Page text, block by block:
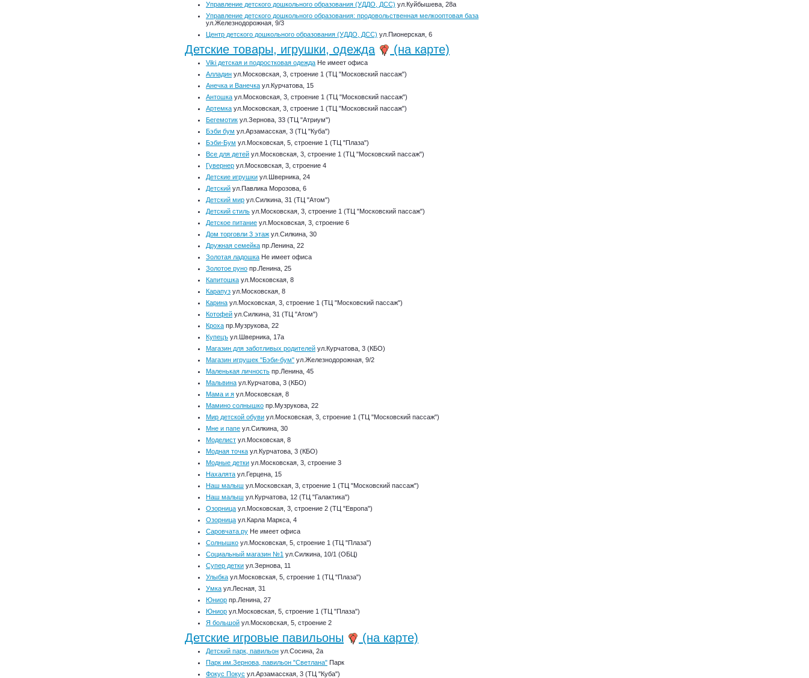
Управление детского дошкольного образования (УДДО, ДСС) ул.Куйбышева, 28а
Управление детского дошкольного образования: продовольственная мелкооптовая база
ул.Железнодорожная, 9/3
Центр детского дошкольного образования (УДДО, ДСС) ул.Пионерская, 6
Детские товары, игрушки, одежда (на карте)
Viki детская и подростковая одежда Не имеет офиса
Алладин ул.Московская, 3, строение 1 (ТЦ "Московский пассаж")
Анечка и Ванечка ул.Курчатова, 15
Антошка ул.Московская, 3, строение 1 (ТЦ "Московский пассаж")
Артемка ул.Московская, 3, строение 1 (ТЦ "Московский пассаж")
Бегемотик ул.Зернова, 33 (ТЦ "Атриум")
Бэби бум ул.Арзамасская, 3 (ТЦ "Куба")
Бэби-Бум ул.Московская, 5, строение 1 (ТЦ "Плаза")
Все для детей ул.Московская, 3, строение 1 (ТЦ "Московский пассаж")
Гувернер ул.Московская, 3, строение 4
Детские игрушки ул.Шверника, 24
Детский ул.Павлика Морозова, 6
Детский мир ул.Силкина, 31 (ТЦ "Атом")
Детский стиль ул.Московская, 3, строение 1 (ТЦ "Московский пассаж")
Детское питание ул.Московская, 3, строение 6
Дом торговли 3 этаж ул.Силкина, 30
Дружная семейка пр.Ленина, 22
Золотая ладошка Не имеет офиса
Золотое руно пр.Ленина, 25
Капитошка ул.Московская, 8
Карапуз ул.Московская, 8
Карина ул.Московская, 3, строение 1 (ТЦ "Московский пассаж")
Котофей ул.Силкина, 31 (ТЦ "Атом")
Кроха пр.Музрукова, 22
Купецъ ул.Шверника, 17а
Магазин для заботливых родителей ул.Курчатова, 3 (КБО)
Магазин игрушек "Бэби-бум" ул.Железнодорожная, 9/2
Маленькая личность пр.Ленина, 45
Мальвина ул.Курчатова, 3 (КБО)
Мама и я ул.Московская, 8
Мамино солнышко пр.Музрукова, 22
Мир детской обуви ул.Московская, 3, строение 1 (ТЦ "Московский пассаж")
Мне и папе ул.Силкина, 30
Моделист ул.Московская, 8
Модная точка ул.Курчатова, 3 (КБО)
Модные детки ул.Московская, 3, строение 3
Нахалята ул.Герцена, 15
Наш малыш ул.Московская, 3, строение 1 (ТЦ "Московский пассаж")
Наш малыш ул.Курчатова, 12 (ТЦ "Галактика")
Озорница ул.Московская, 3, строение 2 (ТЦ "Европа")
Озорница ул.Карла Маркса, 4
Саровчата.ру Не имеет офиса
Солнышко ул.Московская, 5, строение 1 (ТЦ "Плаза")
Социальный магазин №1 ул.Силкина, 10/1 (ОБЦ)
Супер детки ул.Зернова, 11
Улыбка ул.Московская, 5, строение 1 (ТЦ "Плаза")
Умка ул.Лесная, 31
Юниор пр.Ленина, 27
Юниор ул.Московская, 5, строение 1 (ТЦ "Плаза")
Я большой ул.Московская, 5, строение 2
Детские игровые павильоны (на карте)
Детский парк, павильон ул.Сосина, 2а
Парк им.Зернова, павильон "Светлана" Парк
Фокус Покус ул.Арзамасская, 3 (ТЦ "Куба")